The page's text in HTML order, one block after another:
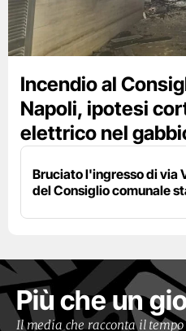
Incendio al
Napoli, ipotesi
elettrico nel
Bruciato l'ingresso di via
del Consiglio comunale
Più che un
Il media che racconta il